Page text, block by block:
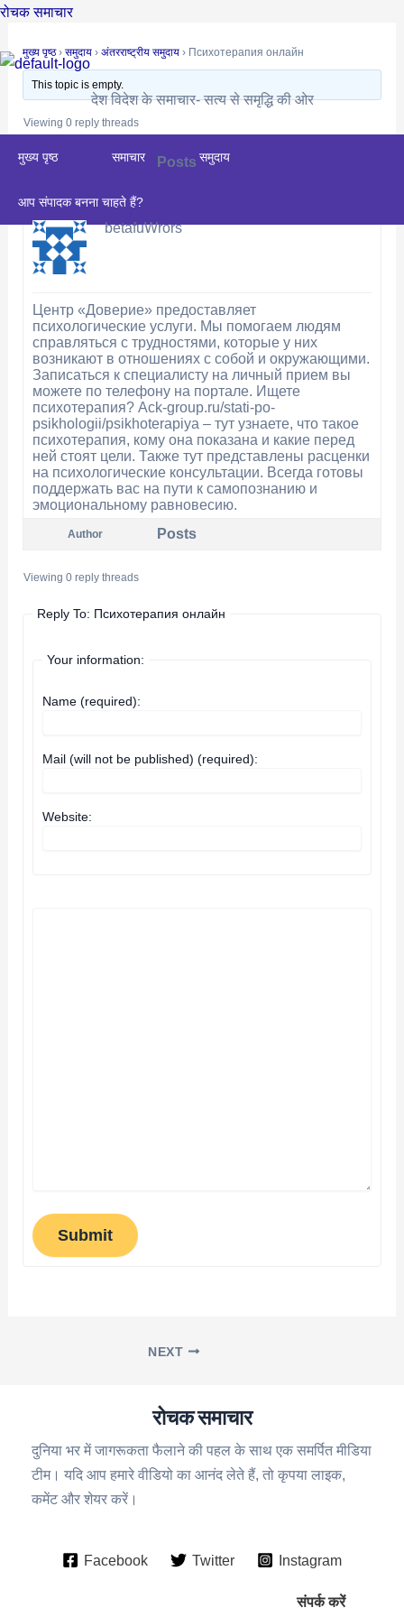
Skip
content
रोचक समाचार
देश विदेश के समाचार- सत्य से समृद्धि की ओर
मुख्य पृष्ठ समाचार समुदाय
आप संपादक बनना चाहते हैं?
मुख्य पृष्ठ › समुदाय › अंतरराष्ट्रीय समुदाय › Психотерапия онлайн
This topic is empty.
Viewing 0 reply threads
Posts
April 16, 2025 at 7:45 am
betafuWrors
Центр «Доверие» предоставляет
психологические услуги. Мы помогаем людям
справляться с трудностями, которые у них
возникают в отношениях с собой и окружающими.
Записаться к специалисту на личный прием вы
можете по телефону на портале. Ищете
психотерапия? Ack-group.ru/stati-po-
psikhologii/psikhoterapiya – тут узнаете, что такое
психотерапия, кому она показана и какие перед
ней стоят цели. Также тут представлены расценки
на психологические консультации. Всегда готовы
поддержать вас на пути к самопознанию и
эмоциональному равновесию.
Author Posts
Viewing 0 reply threads
Reply To: Психотерапия онлайн
Your information:
Name (required):
Mail (will not be published) (required):
Website:
Submit
Post
NEXT
रोचक समाचार
दुनिया भर में जागरूकता फैलाने की पहल के साथ एक समर्पित मीडिया
टीम। यदि आप हमारे वीडियो का आनंद लेते हैं, तो कृपया लाइक,
कमेंट और शेयर करें।
Facebook Twitter Instagram
संपर्क करें